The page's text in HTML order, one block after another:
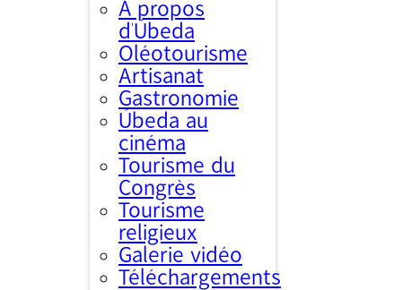
À propos
d’Úbeda
Oléotourisme
Artisanat
Gastronomie
Úbeda au
cinéma
Tourisme du
Congrès
Tourisme
religieux
Galerie vidéo
Téléchargements